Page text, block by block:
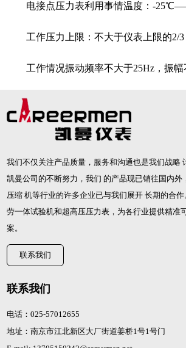
电接点压力表利用事情温度：-
工作压力上限：不大于仪表上限的2/3
工作情况振动频率不大于25Hz，振幅
我们不仅关注产品质量，服务和沟通也是我们战略
凯曼公司的不断努力，我们 的产品现已销往国内外
压缩 机等行业的许多企业已与我们展开 长期的合
劳一体试验机和超高压压力表 ，为各行业提供精准
案。
联系我们
联系我们
电话：025-57012655
地址：南京市江北新区大厂街道姜桥1号1号门